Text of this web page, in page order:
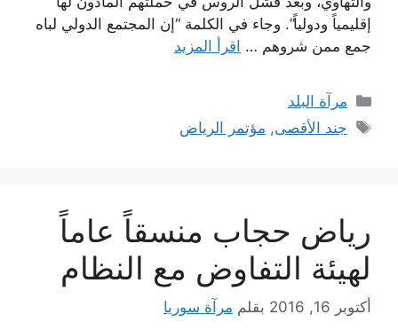
إقليمياً ودولياً”. وجاء في الكلمة “إن المجتمع الدولي لباه
جمع ممن شروهم … اقرأ المزيد
التصنيفات
مرآة البلد
الوسوم
جند الأقصى, مؤتمر الرياض
رياض حجاب منسقاً عاماً
لهيئة التفاوض مع النظام
أكتوبر 16, 2016 بقلم مرآة سوريا